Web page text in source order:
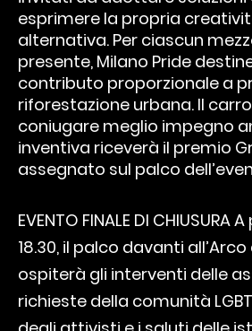
esprimere la propria
alternativa. Per ciascun
presente, Milano Pride
contributo proporzionale a
riforestazione urbana. Il
coniugare meglio impegno
inventiva riceverà il premio
assegnato sul palco
EVENTO FINALE DI CHIUSURA
18.30, il palco davanti
ospiterà gli interventi delle
richieste della comunità